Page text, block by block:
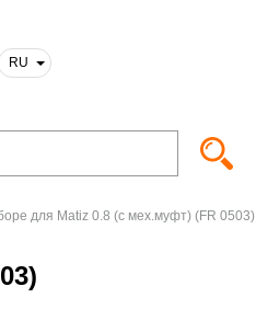
RU
для Matiz 0.8 (с мех.муфт) (FR 0503)